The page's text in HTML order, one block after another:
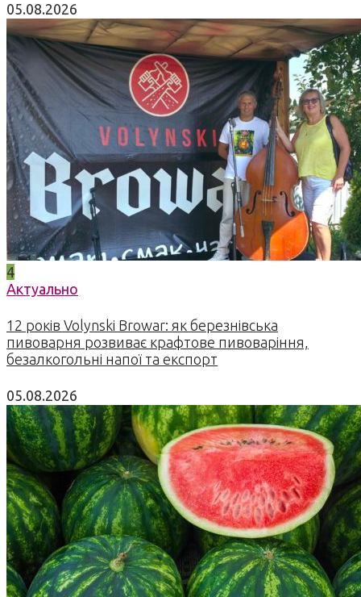
05.08.2026
4
Актуально
12 років Volynski Browar: як березнівська
пивоварня розвиває крафтове пивоваріння,
безалкогольні напої та експорт
05.08.2026